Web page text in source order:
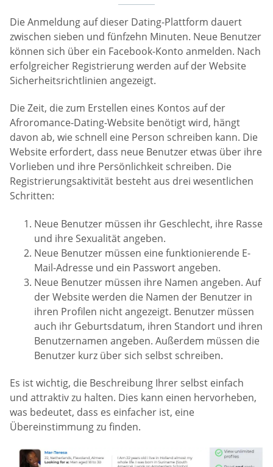
Die Anmeldung auf dieser Dating-Plattform dauert
zwischen sieben und fünfzehn Minuten. Neue Benutzer
können sich über ein Facebook-Konto anmelden. Nach
erfolgreicher Registrierung werden auf der Website
Sicherheitsrichtlinien angezeigt.
Die Zeit, die zum Erstellen eines Kontos auf der
Afroromance-Dating-Website benötigt wird, hängt
davon ab, wie schnell eine Person schreiben kann. Die
Website erfordert, dass neue Benutzer etwas über ihre
Vorlieben und ihre Persönlichkeit schreiben. Die
Registrierungsaktivität besteht aus drei wesentlichen
Schritten:
Neue Benutzer müssen ihr Geschlecht, ihre Rasse
und ihre Sexualität angeben.
Neue Benutzer müssen eine funktionierende E-
Mail-Adresse und ein Passwort angeben.
Neue Benutzer müssen ihre Namen angeben. Auf
der Website werden die Namen der Benutzer in
ihren Profilen nicht angezeigt. Benutzer müssen
auch ihr Geburtsdatum, ihren Standort und ihren
Benutzernamen angeben. Außerdem müssen die
Benutzer kurz über sich selbst schreiben.
Es ist wichtig, die Beschreibung Ihrer selbst einfach
und attraktiv zu halten. Dies kann einen hervorheben,
was bedeutet, dass es einfacher ist, eine
Übereinstimmung zu finden.